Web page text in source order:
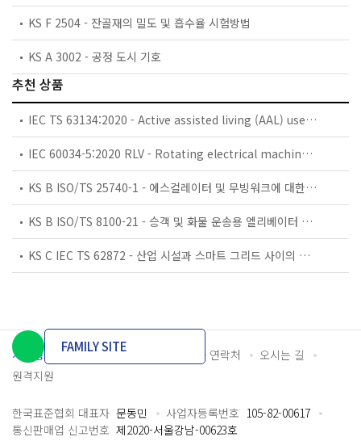
KS F 2504 - 잔골재의 밀도 및 흡수율 시험방법
KS A 3002 - 공정 도시 기호
추천 상품
IEC TS 63134:2020 - Active assisted living (AAL) use cases
IEC 60034-5:2020 RLV - Rotating electrical machines - Part 5: Degrees of protection provided by the integral design of rotating electrical machines (IP code) - Classification
KS B ISO/TS 25740-1 - 에스컬레이터 및 무빙워크에 대한 안전요건 — 제1부: 세계공통 필수 안전요건(GESRs)
KS B ISO/TS 8100-21 - 승객 및 화물 운송용 엘리베이터 —제21부: 세계공통 필수안전요건(GESRs)을 충족하는 세계공통 안전 파라미터(GSPs)
KS C IEC TS 62872 - 산업 시설과 스마트 그리드 사이의 산업 공정 측정, 제어 및 자동화 시스템 인터페이스
개인정보처리방침 이용약관 담당자 연락처
오시는 길
원격지원
FAMILY SITE
한국표준협회 대표자 문동민 사업자등록번호 105-82-00617
통신판매업 신고번호 제2020-서울강남-00623호